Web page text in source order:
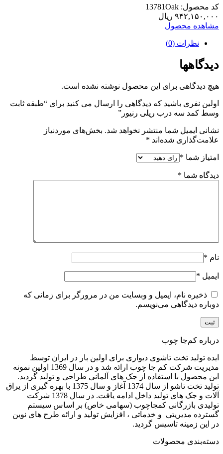
کد محصول: 13781Oak
۹۴۲,۱۵۰,۰۰۰ ریال
مشاهده محصول
نظرات (0)
دیدگاهها
هیچ دیدگاهی برای این محصول نوشته نشده است.
اولین نفری باشید که دیدگاهی را ارسال می کنید برای “طبقه ثابت
وسط کمد سه درب ریلی رنیور”
نشانی ایمیل شما منتشر نخواهد شد. بخش‌های موردنیاز
علامت‌گذاری شده‌اند *
امتیاز شما *
دیدگاه شما *
نام *
ایمیل *
ذخیره نام، ایمیل و وبسایت من در مرورگر برای زمانی که
دوباره دیدگاهی می‌نویسم.
درباره کم‌جا چوب
ایده تولید تخت تاشوی دیواری برای اولین بار در ایران توسط
مدیریت شرکت کم جا چوب ارائه شد و در سال 1369 اولین نمونه
این محصول با استفاده از جک های آلمانی طراحی و تولید گردید.
تولید تخت تاشو از سال 1374 آغاز و سال 1375 با بهره گیری از یراق
آلات و جک های تولید داخل ادامه یافت. در سال 1378 شرکت
تولیدی بازرگانی کمجاچوب (سهامی خاص) بر اساس سیستم
گسترده مدیریتی و خدماتی ، افزایش تولید و ارائه طرح های نوین
در این زمینه تاسیس گردید.
دسته‌بندی محصولات